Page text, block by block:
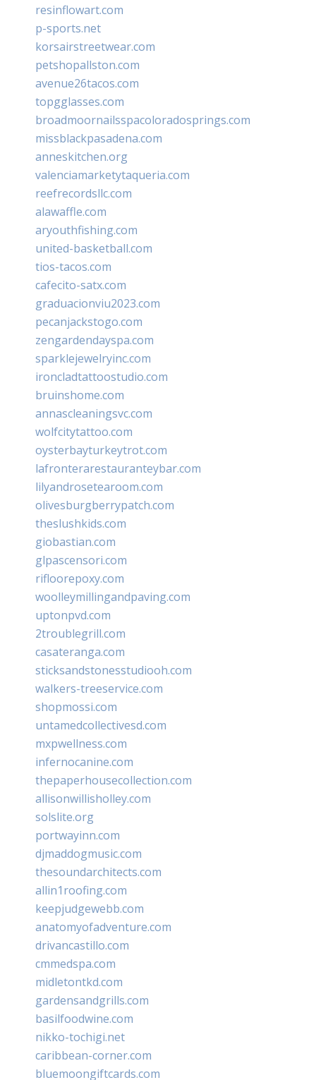
resinflowart.com
p-sports.net
korsairstreetwear.com
petshopallston.com
avenue26tacos.com
topgglasses.com
broadmoornailsspacoloradosprings.com
missblackpasadena.com
anneskitchen.org
valenciamarketytaqueria.com
reefrecordsllc.com
alawaffle.com
aryouthfishing.com
united-basketball.com
tios-tacos.com
cafecito-satx.com
graduacionviu2023.com
pecanjackstogo.com
zengardendayspa.com
sparklejewelryinc.com
ironcladtattoostudio.com
bruinshome.com
annascleaningsvc.com
wolfcitytattoo.com
oysterbayturkeytrot.com
lafronterarestauranteybar.com
lilyandrosetearoom.com
olivesburgberrypatch.com
theslushkids.com
giobastian.com
glpascensori.com
rifloorepoxy.com
woolleymillingandpaving.com
uptonpvd.com
2troublegrill.com
casateranga.com
sticksandstonesstudiooh.com
walkers-treeservice.com
shopmossi.com
untamedcollectivesd.com
mxpwellness.com
infernocanine.com
thepaperhousecollection.com
allisonwillisholley.com
solslite.org
portwayinn.com
djmaddogmusic.com
thesoundarchitects.com
allin1roofing.com
keepjudgewebb.com
anatomyofadventure.com
drivancastillo.com
cmmedspa.com
midletontkd.com
gardensandgrills.com
basilfoodwine.com
nikko-tochigi.net
caribbean-corner.com
bluemoongiftcards.com